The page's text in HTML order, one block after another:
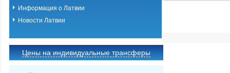
Информация о Латвии
Новости Латвии
Цены на индивидуальные трансферы